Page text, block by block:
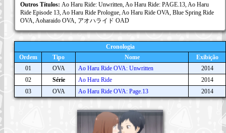
Outros Títulos: Ao Haru Ride: Unwritten, Ao Haru Ride: PAGE.13, Ao Haru
Ride Episode 13, Ao Haru Ride Prologue, Ao Haru Ride OVA, Blue Spring Ride
OVA, Aoharaido OVA, アオハライド OAD
Cronologia
Ordem
Tipo Nome
Exibição
01
OVA Ao Haru Ride OVA: Unwritten
2014
02
Série Ao Haru Ride
2014
03
OVA Ao Haru Ride OVA: Page.13 2014